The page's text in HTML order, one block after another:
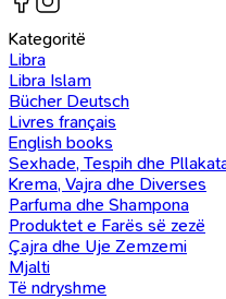
Kategoritë
Libra
Libra Islam
Bücher Deutsch
Livres français
English books
Sexhade, Tespih dhe
Krema, Vajra dhe Diverses
Parfuma dhe Shampona
Produktet e Farës së zezë
Çajra dhe Uje Zemzemi
Mjalti
Të ndryshme